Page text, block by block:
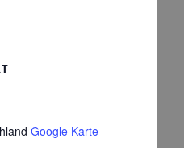
Google Karte